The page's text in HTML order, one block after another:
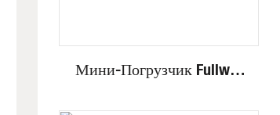
Мини-Погрузчик Fullwin